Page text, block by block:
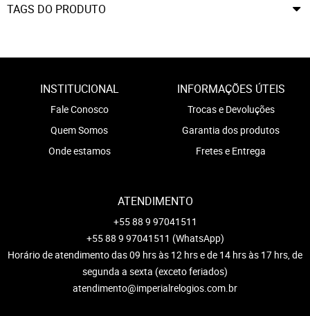
TAGS DO PRODUTO
INSTITUCIONAL
Fale Conosco
Quem Somos
Onde estamos
INFORMAÇÕES ÚTEIS
Trocas e Devoluções
Garantia dos produtos
Fretes e Entrega
ATENDIMENTO
+55 88 9 97041511
+55 88 9 97041511 (WhatsApp)
Horário de atendimento das 09 hrs às 12 hrs e de 14 hrs às 17 hrs, de
segunda a sexta (exceto feriados)
atendimento@imperialrelogios.com.br